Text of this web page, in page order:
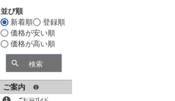
並び順
新着順
登録順
価格が安い順
価格が高い順
検索
ご案内